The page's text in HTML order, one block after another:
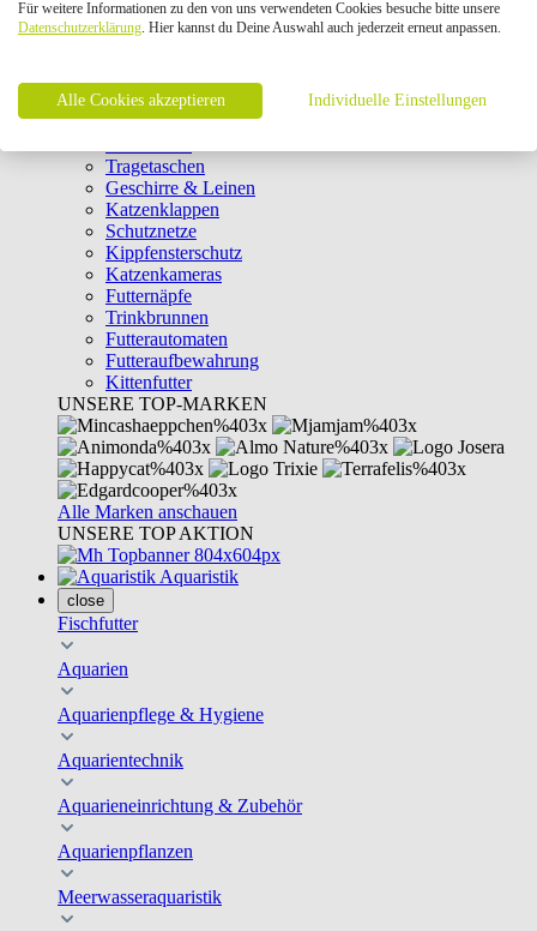
Intelligenzspielzeug
Laserpointer & Elektrospielzeug
Clicker & Target Sticks für Katzen
Weiteres Katzenspielzeug
Transportboxen
Tragetaschen
Geschirre & Leinen
Katzenklappen
Schutznetze
Kippfensterschutz
Katzenkameras
Futternäpfe
Trinkbrunnen
Futterautomaten
Futteraufbewahrung
Kittenfutter
UNSERE TOP-MARKEN
Alle Marken anschauen
UNSERE TOP AKTION
Aquaristik
close
Fischfutter
Aquarien
Aquarienpflege & Hygiene
Aquarientechnik
Aquarieneinrichtung & Zubehör
Aquarienpflanzen
Meerwasseraquaristik
Für weitere Informationen zu den von uns verwendeten Cookies besuche bitte unsere
Datenschutzerklärung. Hier kannst du Deine Auswahl auch jederzeit erneut anpassen.
Alle Cookies akzeptieren Individuelle Einstellungen